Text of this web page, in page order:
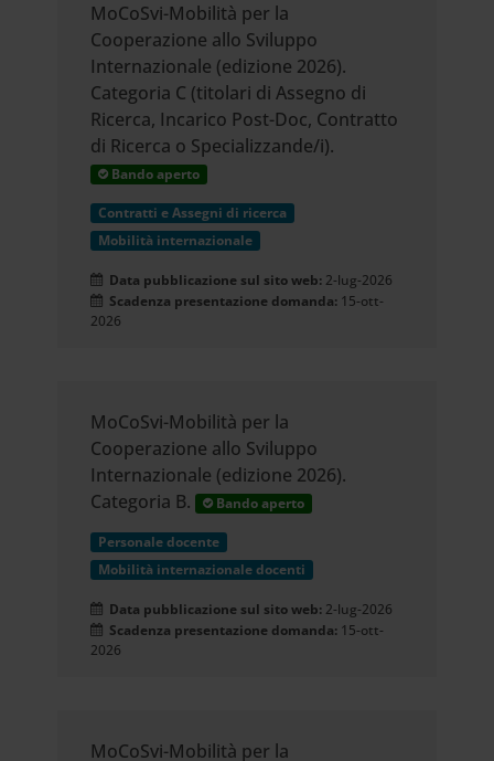
MoCoSvi-Mobilità per la
Cooperazione allo Sviluppo
Internazionale (edizione 2026).
Categoria C (titolari di Assegno di
Ricerca, Incarico Post-Doc, Contratto
di Ricerca o Specializzande/i).
Bando aperto
Contratti e Assegni di ricerca
Mobilità internazionale
Data pubblicazione sul sito web: 2-lug-2026
Scadenza presentazione domanda: 15-ott-
2026
MoCoSvi-Mobilità per la
Cooperazione allo Sviluppo
Internazionale (edizione 2026).
Categoria B.
Bando aperto
Personale docente
Mobilità internazionale docenti
Data pubblicazione sul sito web: 2-lug-2026
Scadenza presentazione domanda: 15-ott-
2026
MoCoSvi-Mobilità per la